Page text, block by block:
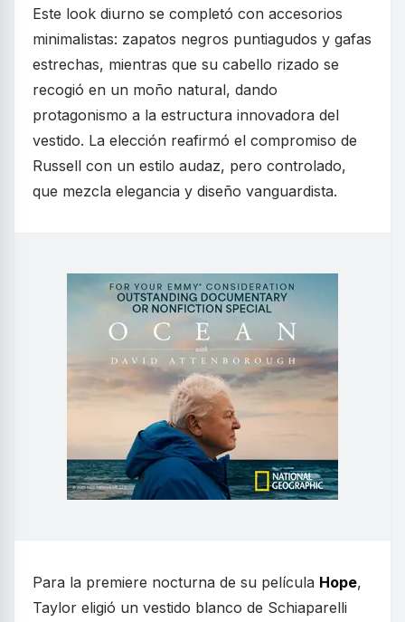
Este look diurno se completó con accesorios
minimalistas: zapatos negros puntiagudos y gafas
estrechas, mientras que su cabello rizado se
recogió en un moño natural, dando
protagonismo a la estructura innovadora del
vestido. La elección reafirmó el compromiso de
Russell con un estilo audaz, pero controlado,
que mezcla elegancia y diseño vanguardista.
Para la premiere nocturna de su película Hope,
Taylor eligió un vestido blanco de Schiaparelli